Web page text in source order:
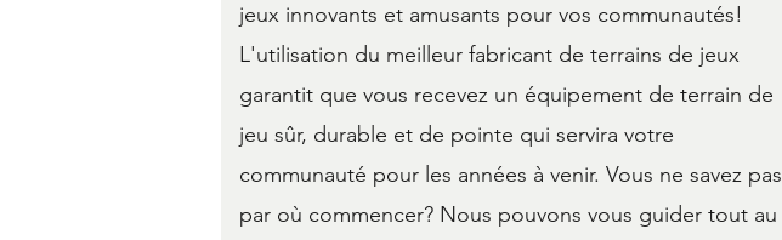
jeux innovants et amusants pour vos communautés!
L'utilisation du meilleur fabricant de terrains de jeux
garantit que vous recevez un équipement de terrain de
jeu sûr, durable et de pointe qui servira votre
communauté pour les années à venir. Vous ne savez pas
par où commencer? Nous pouvons vous guider tout au